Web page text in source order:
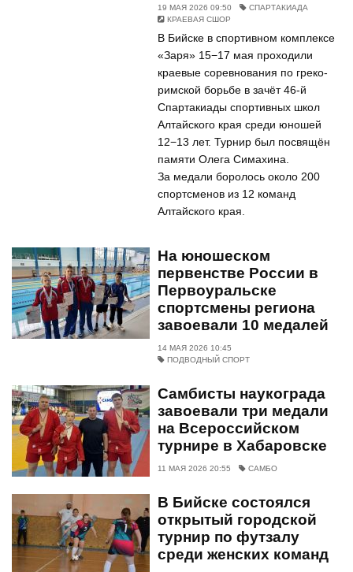
19 МАЯ 2026 09:50
СПАРТАКИАДА
КРАЕВАЯ СШОР
В Бийске в спортивном комплексе
«Заря» 15−17 мая проходили
краевые соревнования по греко-
римской борьбе в зачёт 46-й
Спартакиады спортивных школ
Алтайского края среди юношей
12−13 лет. Турнир был посвящён
памяти Олега Симахина.
За медали боролось около 200
спортсменов из 12 команд
Алтайского края.
На юношеском
первенстве России в
Первоуральске
спортсмены региона
завоевали 10 медалей
14 МАЯ 2026 10:45
ПОДВОДНЫЙ СПОРТ
Самбисты наукограда
завоевали три медали
на Всероссийском
турнире в Хабаровске
11 МАЯ 2026 20:55 САМБО
В Бийске состоялся
открытый городской
турнир по футзалу
среди женских команд